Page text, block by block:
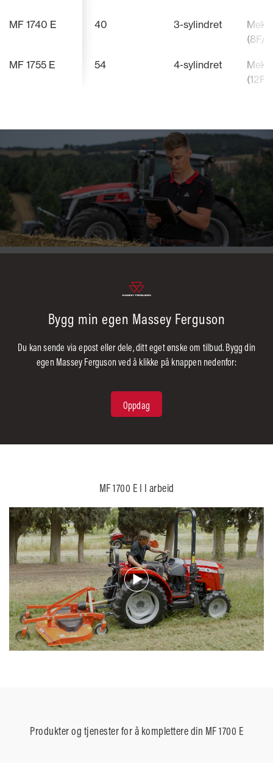
40 3-sylindret
(8F/
54 4-sylindret
(12F/
MF 1740 E
MF 1755 E
Bygg min egen Massey Ferguson
Du kan sende via epost eller dele, ditt eget ønske om tilbud. Bygg din
egen Massey Ferguson ved å klikke på knappen nedenfor:
Oppdag
MF 1700 E I I arbeid
Produkter og tjenester for å komplettere din MF 1700 E